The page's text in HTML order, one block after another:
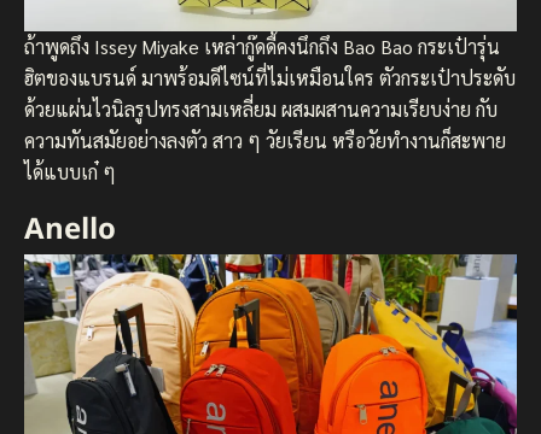
ถ้าพูดถึง Issey Miyake เหล่ากู๊ดดี้คงนึกถึง Bao Bao กระเป๋ารุ่น
ฮิตของแบรนด์ มาพร้อมดีไซน์ที่ไม่เหมือนใคร ตัวกระเป๋าประดับ
ด้วยแผ่นไวนิลรูปทรงสามเหลี่ยม ผสมผสานความเรียบง่าย กับ
ความทันสมัยอย่างลงตัว สาว ๆ วัยเรียน หรือวัยทำงานก็สะพาย
ได้แบบเก๋ ๆ
Anello